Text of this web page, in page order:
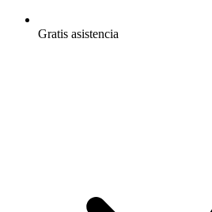
Gratis asistencia